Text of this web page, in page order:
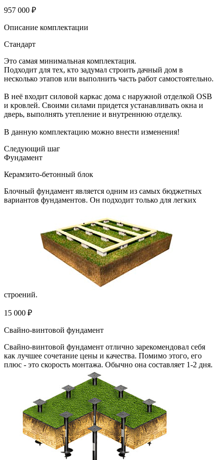
957 000 ₽
Описание комплектации
Стандарт
Это самая минимальная комплектация.
Подходит для тех, кто задумал строить дачный дом в
несколько этапов или выполнить часть работ самостоятельно.
В неё входит силовой каркас дома с наружной отделкой OSB
и кровлей. Своими силами придется устанавливать окна и
дверь, выполнять утепление и внутреннюю отделку.
В данную комплектацию можно внести изменения!
Следующий шаг
Фундамент
Керамзито-бетонный блок
Блочный фундамент является одним из самых бюджетных
вариантов фундаментов. Он подходит только для легких
строений.
15 000 ₽
Свайно-винтовой фундамент
Свайно-винтовой фундамент отлично зарекомендовал себя
как лучшее сочетание цены и качества. Помимо этого, его
плюс - это скорость монтажа. Обычно она составляет 1-2 дня.